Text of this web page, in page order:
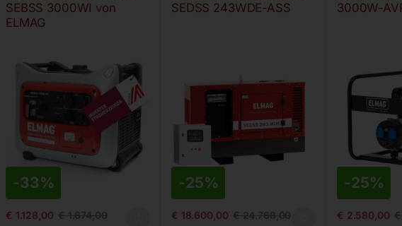
SEBSS 3000WI von
ELMAG
-33%
€ 1.128,00 €1.674,00
SEDSS 243WDE-ASS
-25%
€ 18.600,00 €24.768,00
3000W-
-25%
€ 2.580,00 €